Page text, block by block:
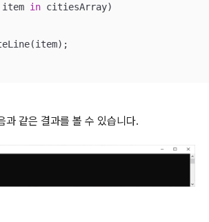
item in citiesArray)
과 같은 결과를 볼 수 있습니다.